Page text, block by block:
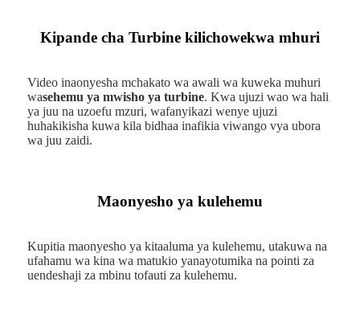
Kipande cha Turbine kilichowekwa mhuri
Video inaonyesha mchakato wa awali wa kuweka muhuri
wasehemu ya mwisho ya turbine. Kwa ujuzi wao wa hali
ya juu na uzoefu mzuri, wafanyikazi wenye ujuzi
huhakikisha kuwa kila bidhaa inafikia viwango vya ubora
wa juu zaidi.
Maonyesho ya kulehemu
Kupitia maonyesho ya kitaaluma ya kulehemu, utakuwa na
ufahamu wa kina wa matukio yanayotumika na pointi za
uendeshaji za mbinu tofauti za kulehemu.